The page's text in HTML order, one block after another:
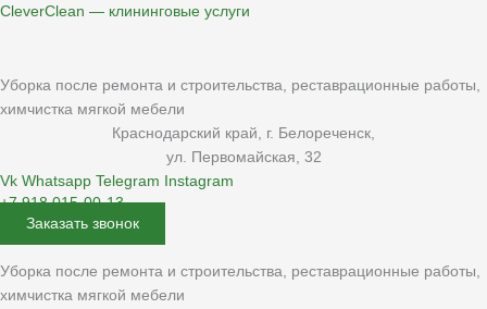
Перейти
CleverClean — клининговые услуги
Уборка после ремонта и строительства, реставрационные работы,
химчистка мягкой мебели
Краснодарский край, г. Белореченск,
ул. Первомайская, 32
Vk Whatsapp Telegram
Instagram
+7 918 015-00-13
Заказать звонок
Уборка после ремонта и строительства, реставрационные работы,
химчистка мягкой мебели
Меню